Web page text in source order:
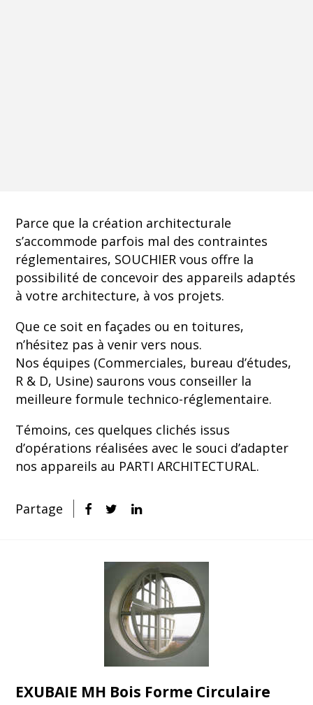
Parce que la création architecturale
s’accommode parfois mal des contraintes
réglementaires, SOUCHIER vous offre la
possibilité de concevoir des appareils adaptés
à votre architecture, à vos projets.
Que ce soit en façades ou en toitures,
n’hésitez pas à venir vers nous.
Nos équipes (Commerciales, bureau d’études,
R & D, Usine) saurons vous conseiller la
meilleure formule technico-réglementaire.
Témoins, ces quelques clichés issus
d’opérations réalisées avec le souci d’adapter
nos appareils au PARTI ARCHITECTURAL.
Partage
EXUBAIE MH Bois Forme Circulaire